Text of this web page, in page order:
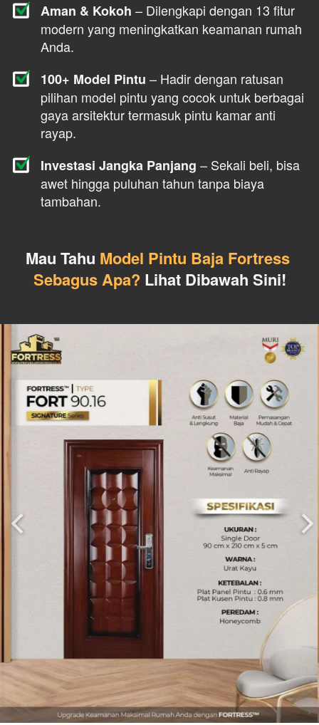
Aman & Kokoh – Dilengkapi dengan 13 fitur
modern yang meningkatkan keamanan rumah
Anda.
100+ Model Pintu – Hadir dengan ratusan
pilihan model pintu yang cocok untuk berbagai
gaya arsitektur termasuk pintu kamar anti
rayap.
Investasi Jangka Panjang – Sekali beli, bisa
awet hingga puluhan tahun tanpa biaya
tambahan.
Mau Tahu Model Pintu Baja Fortress
Sebagus Apa? Lihat Dibawah Sini!